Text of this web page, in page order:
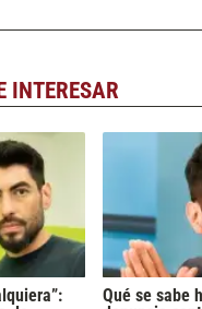
INTERESAR
Qué se sabe